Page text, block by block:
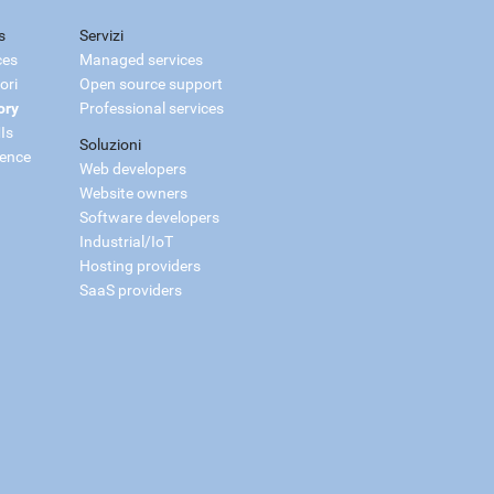
Servizi
Managed services
Open source support
Professional services
Soluzioni
Web developers
Website owners
Software developers
Industrial/IoT
Hosting providers
SaaS providers